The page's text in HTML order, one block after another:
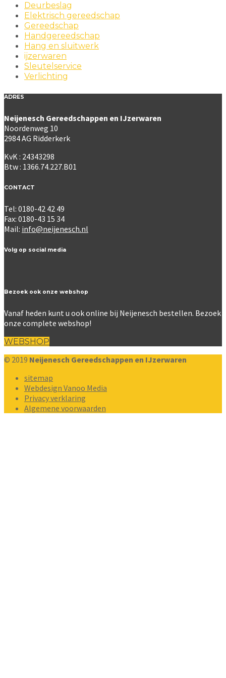
Deurbeslag
Elektrisch gereedschap
Gereedschap
Handgereedschap
Hang en sluitwerk
ijzerwaren
Sleutelservice
Verlichting
ADRES
Neijenesch Gereedschappen en IJzerwaren
Noordenweg 10
2984 AG Ridderkerk
KvK : 24343298
Btw : 1366.74.227.B01
CONTACT
Tel: 0180-42 42 49
Fax: 0180-43 15 34
Mail: info@neijenesch.nl
Volg op social media
Bezoek ook onze webshop
Vanaf heden kunt u ook online bij Neijenesch bestellen. Bezoek
onze complete webshop!
WEBSHOP
© 2019 Neijenesch Gereedschappen en IJzerwaren
sitemap
Webdesign Vanoo Media
Privacy verklaring
Algemene voorwaarden